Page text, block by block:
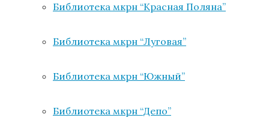
Библиотека мкрн “Красная Поляна”
Библиотека мкрн “Луговая”
Библиотека мкрн “Южный”
Библиотека мкрн “Депо”